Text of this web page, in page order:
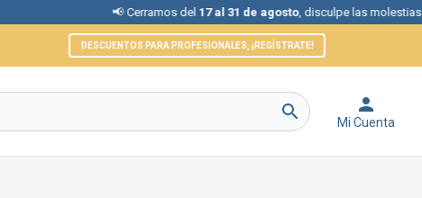
📢 Cerramos del17 al 31 de agosto, disculpe las molestias.
DESCUENTOS PARA PROFESIONALES, ¡REGÍSTRATE!
 
Mi Cuenta